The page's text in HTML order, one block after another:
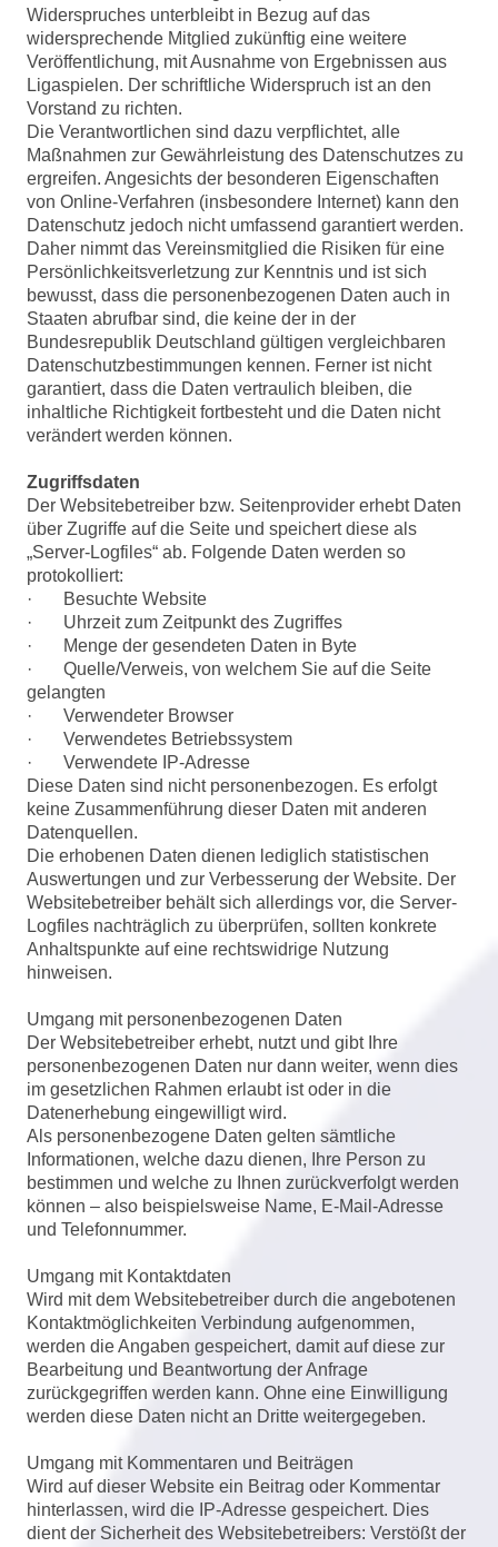
Widerspruches unterbleibt in Bezug auf das
widersprechende Mitglied zukünftig eine weitere
Veröffentlichung, mit Ausnahme von Ergebnissen aus
Ligaspielen. Der schriftliche Widerspruch ist an den
Vorstand zu richten.
Die Verantwortlichen sind dazu verpflichtet, alle
Maßnahmen zur Gewährleistung des Datenschutzes zu
ergreifen. Angesichts der besonderen Eigenschaften
von Online-Verfahren (insbesondere Internet) kann den
Datenschutz jedoch nicht umfassend garantiert werden.
Daher nimmt das Vereinsmitglied die Risiken für eine
Persönlichkeitsverletzung zur Kenntnis und ist sich
bewusst, dass die personenbezogenen Daten auch in
Staaten abrufbar sind, die keine der in der
Bundesrepublik Deutschland gültigen vergleichbaren
Datenschutzbestimmungen kennen. Ferner ist nicht
garantiert, dass die Daten vertraulich bleiben, die
inhaltliche Richtigkeit fortbesteht und die Daten nicht
verändert werden können.
Zugriffsdaten
Der Websitebetreiber bzw. Seitenprovider erhebt Daten
über Zugriffe auf die Seite und speichert diese als
„Server-Logfiles“ ab. Folgende Daten werden so
protokolliert:
· Besuchte Website
· Uhrzeit zum Zeitpunkt des Zugriffes
· Menge der gesendeten Daten in Byte
· Quelle/Verweis, von welchem Sie auf die Seite
gelangten
· Verwendeter Browser
· Verwendetes Betriebssystem
· Verwendete IP-Adresse
Diese Daten sind nicht personenbezogen. Es erfolgt
keine Zusammenführung dieser Daten mit anderen
Datenquellen.
Die erhobenen Daten dienen lediglich statistischen
Auswertungen und zur Verbesserung der Website. Der
Websitebetreiber behält sich allerdings vor, die Server-
Logfiles nachträglich zu überprüfen, sollten konkrete
Anhaltspunkte auf eine rechtswidrige Nutzung
hinweisen.
Umgang mit personenbezogenen Daten
Der Websitebetreiber erhebt, nutzt und gibt Ihre
personenbezogenen Daten nur dann weiter, wenn dies
im gesetzlichen Rahmen erlaubt ist oder in die
Datenerhebung eingewilligt wird.
Als personenbezogene Daten gelten sämtliche
Informationen, welche dazu dienen, Ihre Person zu
bestimmen und welche zu Ihnen zurückverfolgt werden
können – also beispielsweise Name, E-Mail-Adresse
und Telefonnummer.
Umgang mit Kontaktdaten
Wird mit dem Websitebetreiber durch die angebotenen
Kontaktmöglichkeiten Verbindung aufgenommen,
werden die Angaben gespeichert, damit auf diese zur
Bearbeitung und Beantwortung der Anfrage
zurückgegriffen werden kann. Ohne eine Einwilligung
werden diese Daten nicht an Dritte weitergegeben.
Umgang mit Kommentaren und Beiträgen
Wird auf dieser Website ein Beitrag oder Kommentar
hinterlassen, wird die IP-Adresse gespeichert. Dies
dient der Sicherheit des Websitebetreibers: Verstößt der